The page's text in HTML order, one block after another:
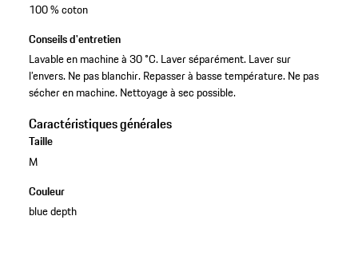
100 % coton
Conseils d'entretien
Lavable en machine à 30 °C. Laver séparément. Laver sur
l’envers. Ne pas blanchir. Repasser à basse température. Ne pas
sécher en machine. Nettoyage à sec possible.
Caractéristiques générales
Taille
M
Couleur
blue depth